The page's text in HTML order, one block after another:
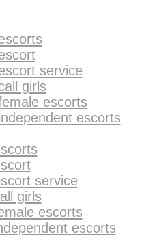
service
girls
escorts
escorts
service
girls
escorts
escorts